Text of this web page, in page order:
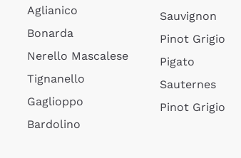
Aglianico
Bonarda
Nerello Mascalese
Tignanello
Gaglioppo
Bardolino
Sauvignon
Pinot Grigio
Pigato
Sauternes
Pinot Grigio